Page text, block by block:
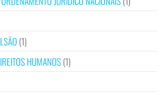
(1)
HUMANOS(1)